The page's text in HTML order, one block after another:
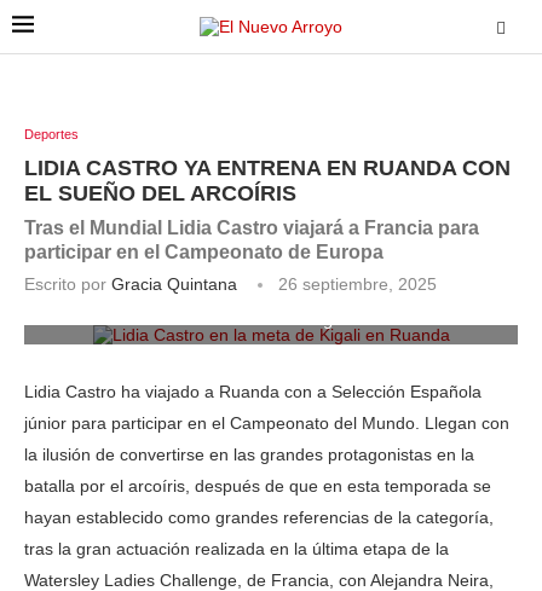
Deportes
LIDIA CASTRO YA ENTRENA EN RUANDA CON
EL SUEÑO DEL ARCOÍRIS
Tras el Mundial Lidia Castro viajará a Francia para
participar en el Campeonato de Europa
Escrito por Gracia Quintana
26 septiembre, 2025
Lidia Castro ha viajado a Ruanda con a Selección Española
júnior para participar en el Campeonato del Mundo. Llegan con
la ilusión de convertirse en las grandes protagonistas en la
batalla por el arcoíris, después de que en esta temporada se
hayan establecido como grandes referencias de la categoría,
tras la gran actuación realizada en la última etapa de la
Watersley Ladies Challenge, de Francia, con Alejandra Neira,